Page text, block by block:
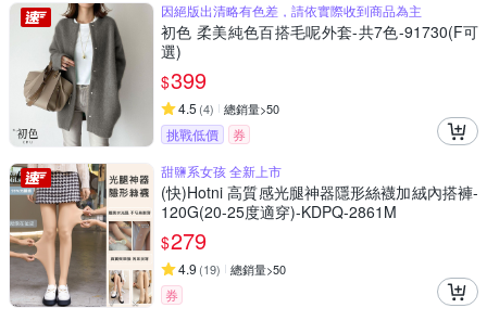
因絕版出清略有色差，請依實際收到商品為主
初色 柔美純色百搭毛呢外套-共7色-91730(F可
選)
$399
4.5 (4) 總銷量>50
挑戰低價
券
甜鹽系女孩 全新上市
(快)Hotni 高質感光腿神器隱形絲襪加絨內搭褲-
120G(20-25度適穿)-KDPQ-2861M
$279
4.9 (19) 總銷量>50
券